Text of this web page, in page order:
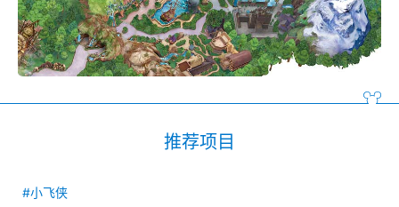
推荐项目
#小飞侠